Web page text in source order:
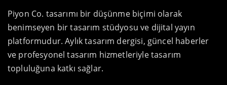
Piyon Co. tasarımı bir düşünme biçimi olarak
benimseyen bir tasarım stüdyosu ve dijital yayın
platformudur. Aylık tasarım dergisi, güncel haberler
ve profesyonel tasarım hizmetleriyle tasarım
topluluğuna katkı sağlar.